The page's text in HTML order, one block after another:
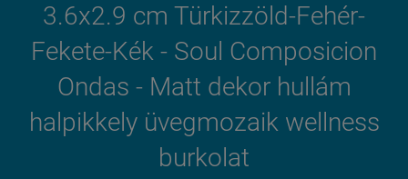
3.6x2.9 cm Türkizzöld-Fehér-
Fekete-Kék - Soul Composicion
Ondas - Matt dekor hullám
halpikkely üvegmozaik wellness
burkolat